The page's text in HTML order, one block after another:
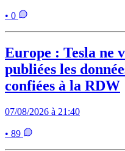
• 0
Europe : Tesla ne
publiées les
confiées à la RDW
07/08/2026 à 21:40
• 89